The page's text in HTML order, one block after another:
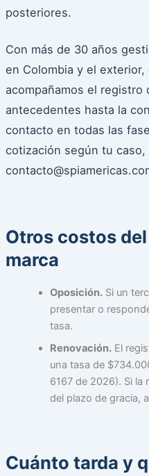
posteriores.
Con más de 30 años
en Colombia y el exterior,
acompañamos el registro
antecedentes hasta la
contacto en todas las
cotización según tu caso,
Otros costos
marca
Oposición.Si un
presentar o
tasa.
Renovación.El
una tasa de
6167 de 2026). Si la
del plazo de gracia,
Cuánto tarda y